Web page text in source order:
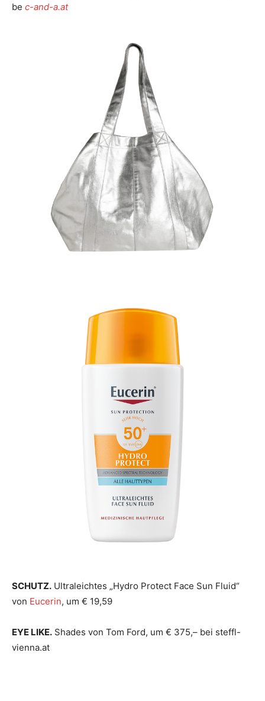
be c-and-a.at
SCHUTZ. Ultraleichtes „Hydro Protect Face Sun Fluid“
von Eucerin, um € 19,59
EYE LIKE. Shades von Tom Ford, um € 375,– bei steffl-
vienna.at